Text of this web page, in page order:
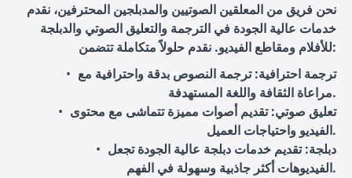
نحن فريق من المعلقين الصوتيين والمدبلجين المحترفين، نقدم
خدمات عالية الجودة في الترجمة والتعليق الصوتي والدبلجة
للأفلام ومقاطع الفيديو. نقدم حلولاً متكاملة تتضمن:
ترجمة احترافية: ترجمة النصوص بدقة واحترافية مع
مراعاة الثقافة واللغة المستهدفة.
تعليق صوتي: تقديم أصوات مميزة تتماشى مع محتوى
الفيديو واحتياجات العميل.
دبلجة: تقديم خدمات دبلجة عالية الجودة تجعل
الفيديوهات أكثر جاذبية وسهولة في الفهم.